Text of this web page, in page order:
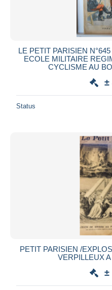
LE PETIT PARISIEN
ECOLE MILITAIRE
CYCLISME AU
±
Status
PETIT PARISIEN /
VERPILLEUX
±